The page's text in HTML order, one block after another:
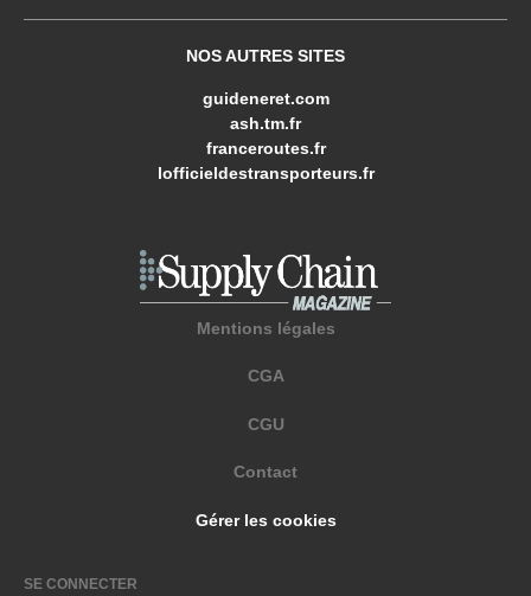
NOS AUTRES SITES
guideneret.com
ash.tm.fr
franceroutes.fr
lofficieldestransporteurs.fr
Mentions légales
CGA
CGU
Contact
Gérer les cookies
SE CONNECTER